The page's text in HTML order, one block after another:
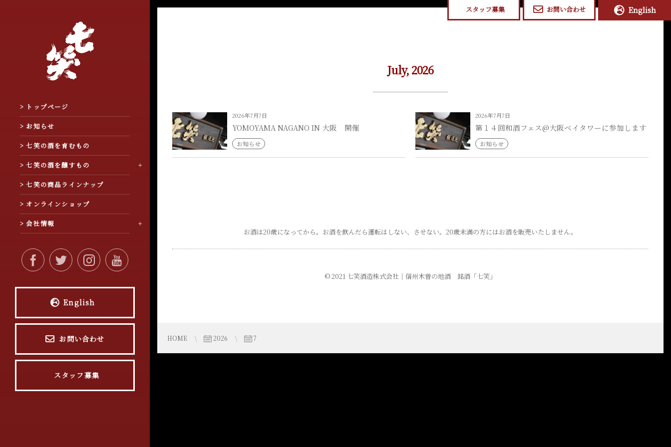
> トップページ
> お知らせ
> 七笑の酒を育むもの
> 七笑の酒を醸すもの
> 七笑の商品ラインナップ
> オンラインショップ
> 会社情報
English
お問い合わせ
スタッフ募集
スタッフ募集 お問い合わせ English
July, 2026
2026年7月7日
YOMOYAMA NAGANO IN 大阪 開催
お知らせ
2026年7月7日
第１４回和酒フェス@大阪ベイタワーに参加します
お知らせ
お酒は20歳になってから。 お酒を飲んだら運転はしない、させない。 20歳未満の方にはお酒を販売いたしません。
© 2021 七笑酒造株式会社 ｜ 信州木曽の地酒 銘酒「七笑」
HOME 2026 7